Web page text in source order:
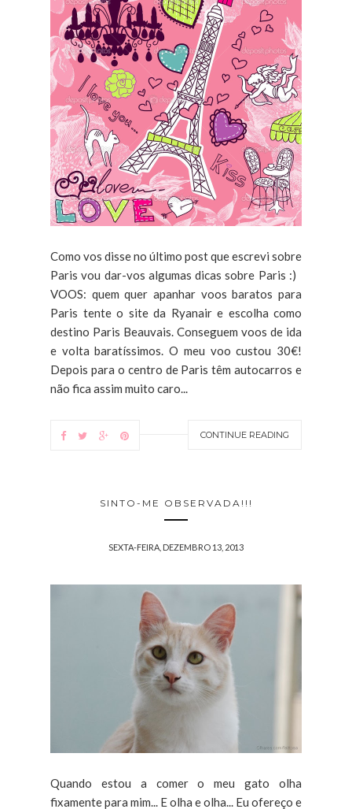
Como vos disse no último post que escrevi sobre
Paris vou dar-vos algumas dicas sobre Paris :)
VOOS: quem quer apanhar voos baratos para
Paris tente o site da Ryanair e escolha como
destino Paris Beauvais. Conseguem voos de ida
e volta baratíssimos. O meu voo custou 30€!
Depois para o centro de Paris têm autocarros e
não fica assim muito caro...
CONTINUE READING
SINTO-ME OBSERVADA!!!
SEXTA-FEIRA, DEZEMBRO 13, 2013
Quando estou a comer o meu gato olha
fixamente para mim... E olha e olha... Eu ofereço e